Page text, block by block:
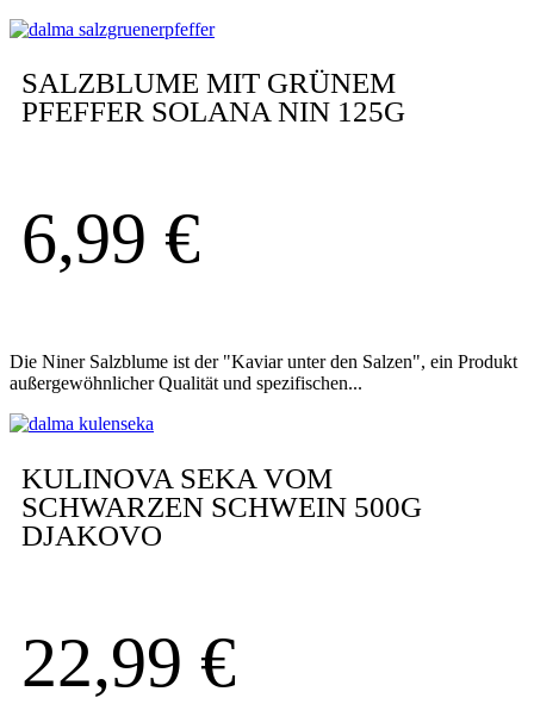
SALZBLUME MIT GRÜNEM
PFEFFER SOLANA NIN 125G
6,99 €
Die Niner Salzblume ist der "Kaviar unter den Salzen", ein Produkt
außergewöhnlicher Qualität und spezifischen...
KULINOVA SEKA VOM
SCHWARZEN SCHWEIN 500G
DJAKOVO
22,99 €